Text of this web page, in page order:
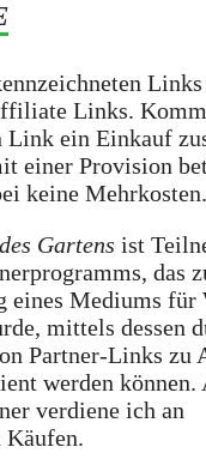
Links
Links.
Link ein Einkauf
einer Provision
keine Mehrkosten.
Gartens ist
das
eines Mediums für
mittels dessen
Partner-Links zu
werden können.
verdiene ich an